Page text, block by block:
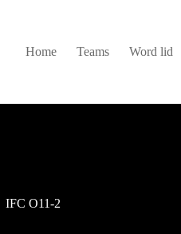
Home Teams Word lid
IFC O11-2